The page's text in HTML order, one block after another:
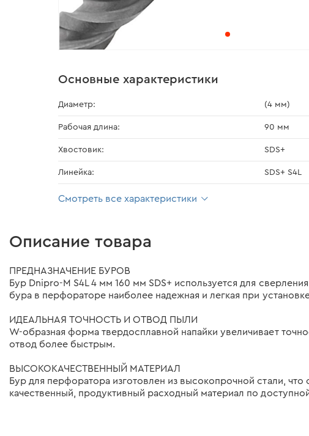
Основные характеристики
Диаметр: (4 мм)
Рабочая длина: 90 мм
Хвостовик: SDS+
Линейка: SDS+ S4L
Смотреть все характеристики
Описание товара
ПРЕДНАЗНАЧЕНИЕ БУРОВ
Бур Dnipro-M S4L 4 мм 160 мм SDS+ используется для
бура в перфораторе наиболее надежная и легкая при
ИДЕАЛЬНАЯ ТОЧНОСТЬ И ОТВОД ПЫЛИ
W-образная форма твердосплавной напайки увеличивает
отвод более быстрым.
ВЫСОКОКАЧЕСТВЕННЫЙ МАТЕРИАЛ
Бур для перфоратора изготовлен из высокопрочной стали,
качественный, продуктивный расходный материал по